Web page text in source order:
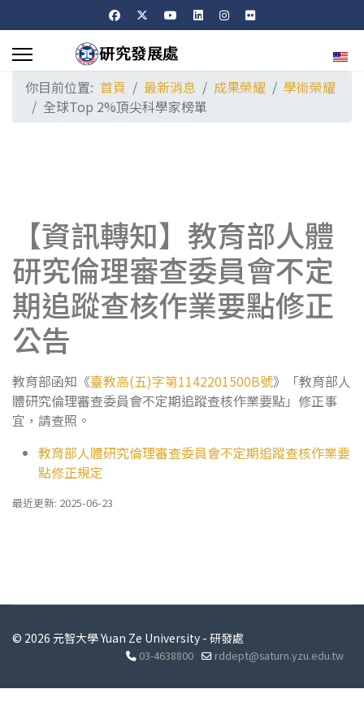
選擇
你目前位置: 首頁 最新消息 成果榮耀
學術榮耀
全球Top 2%頂尖科學家榜單
【資訊轉知】教育部人體
研究倫理審查委員會不定
期追蹤查核作業要點修正
公告
教育部函知《臺教高(五)字第1142201500B號》「教育部人
體研究倫理審查委員會不定期追蹤查核作業要點」修正事
宜，請查照。
教育部人體研究倫理審查委員會不定期追蹤查核作業要
點修正規定
最近更新: 2025-06-23
© 2026 元智大學 Yuan Ze University - 研發處
03-4638800 rddept@saturn.yzu.edu.tw